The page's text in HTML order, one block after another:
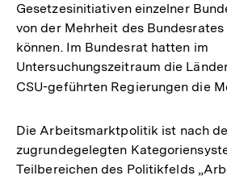
Gesetzesinitiativen einzelner
von der Mehrheit des
können. Im Bundesrat hatten im
Untersuchungszeitraum die
CSU-geführten Regierungen die
Die Arbeitsmarktpolitik ist nach
zugrundegelegten
Teilbereichen des Politikfelds